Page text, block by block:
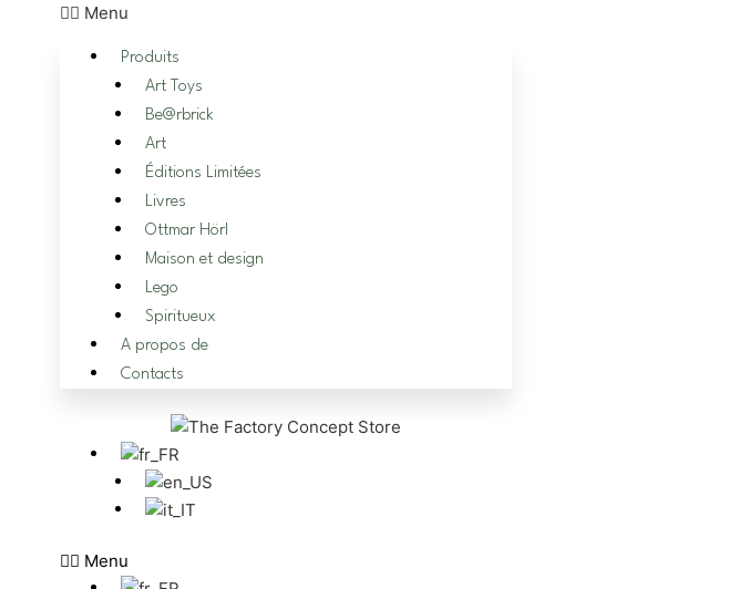
Menu
Produits
Art Toys
Be@rbrick
Art
Éditions Limitées
Livres
Ottmar Hörl
Maison et design
Lego
Spiritueux
A propos de
Contacts
Menu